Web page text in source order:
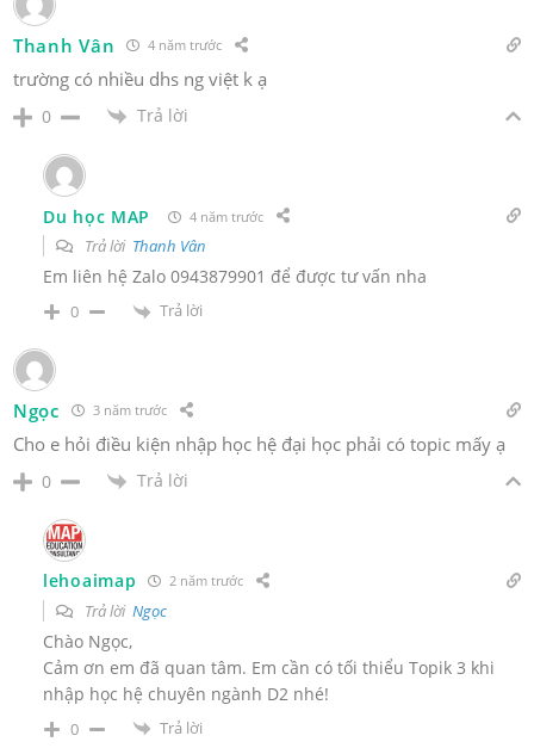
Thanh Vân 4 năm trước
trường có nhiều dhs ng việt k ạ
0 Trả lời
Du học MAP 4 năm trước
Trả lời Thanh Vân
Em liên hệ Zalo 0943879901 để được tư vấn nha
0 Trả lời
Ngọc 3 năm trước
Cho e hỏi điều kiện nhập học hệ đại học phải có topic mấy ạ
0 Trả lời
lehoaimap 2 năm trước
Trả lời Ngọc
Chào Ngọc,
Cảm ơn em đã quan tâm. Em cần có tối thiểu Topik 3 khi
nhập học hệ chuyên ngành D2 nhé!
0 Trả lời